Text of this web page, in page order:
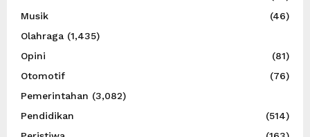
Musik
(46)
Olahraga (1,435)
Opini
(81)
Otomotif
(76)
Pemerintahan (3,082)
Pendidikan
(514)